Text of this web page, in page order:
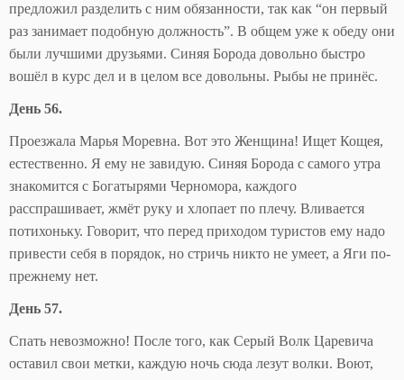
предложил разделить с ним обязанности, так как “он первый
раз занимает подобную должность”. В общем уже к обеду они
были лучшими друзьями. Синяя Борода довольно быстро
вошёл в курс дел и в целом все довольны. Рыбы не принёс.
День 56.
Проезжала Марья Моревна. Вот это Женщина! Ищет Кощея,
естественно. Я ему не завидую. Синяя Борода с самого утра
знакомится с Богатырями Черномора, каждого
расспрашивает, жмёт руку и хлопает по плечу. Вливается
потихоньку. Говорит, что перед приходом туристов ему надо
привести себя в порядок, но стричь никто не умеет, а Яги по-
прежнему нет.
День 57.
Спать невозможно! После того, как Серый Волк Царевича
оставил свои метки, каждую ночь сюда лезут волки. Воют,